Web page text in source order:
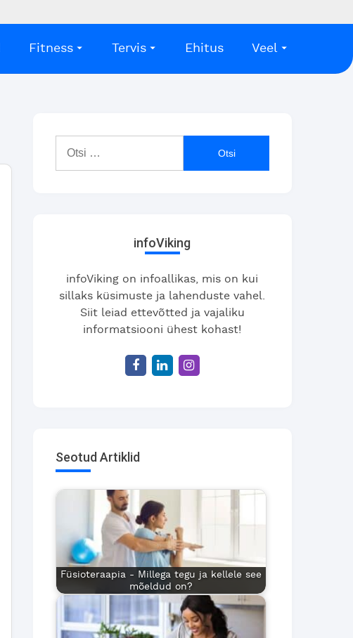
Fitness Tervis Ehitus Veel
infoViking
infoViking on infoallikas, mis on kui
sillaks küsimuste ja lahenduste vahel.
Siit leiad ettevõtted ja vajaliku
informatsiooni ühest kohast!
Seotud Artiklid
Füsioteraapia - Millega tegu ja kellele see
mõeldud on?